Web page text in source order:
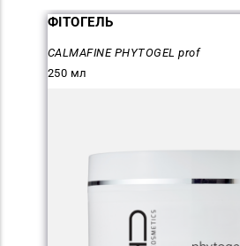
ФІТОГЕЛЬ
CALMAFINE PHYTOGEL prof
250 мл